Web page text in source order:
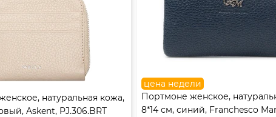
натуральная кожа,
Askent, PJ.306.BRT
цена недели
Портмоне женское,
8*14 см, синий, Franchesco